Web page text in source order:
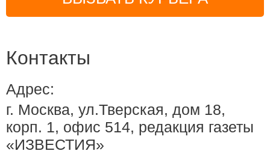
Контакты
Адрес:
г. Москва, ул.Тверская, дом 18,
корп. 1, офис 514, редакция газеты
«ИЗВЕСТИЯ»